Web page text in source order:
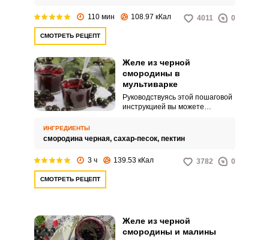
110 мин 108.97 кКал 4011 0
СМОТРЕТЬ РЕЦЕПТ
Желе из черной
смородины в
мультиварке
Руководствуясь этой пошаговой
инструкцией вы можете
смородины с пектином. Такое
свежему батону, а можно просто
ИНГРЕДИЕНТЫ
смородина черная, сахар-песок, пектин
3 ч 139.53 кКал 3782 0
СМОТРЕТЬ РЕЦЕПТ
Желе из черной
смородины и малины